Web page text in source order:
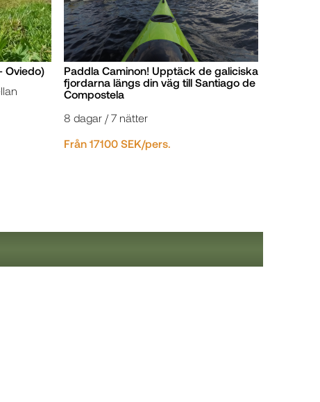
Oviedo)
Paddla Caminon! Upptäck de galiciska
fjordarna längs din väg till Santiago de
Compostela
8 dagar / 7 nätter
Från 17100 SEK/pers.